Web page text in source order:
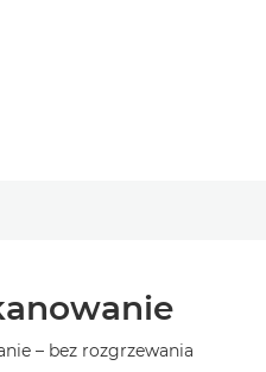
breadcrumbs
– bez rozgrzewania